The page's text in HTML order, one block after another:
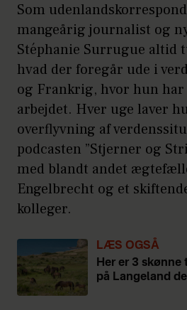
Som
mangeårig journalist og
Stéphanie Surrugue altid
hvad der foregår ude i
og Frankrig, hvor hun har
arbejdet. Hver uge laver
overflyvning af
podcasten ”Stjerner og
med blandt andet
Engelbrecht og et
kolleger.
LÆS OGSÅ
Her er 3
på Langeland